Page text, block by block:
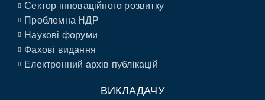
Сектор інноваційного розвитку
Проблемна НДР
Наукові форуми
Фахові видання
Електронний архів публікацій
ВИКЛАДАЧУ